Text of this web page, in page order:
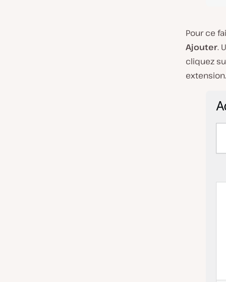
Pour ce
Ajouter.
cliquez